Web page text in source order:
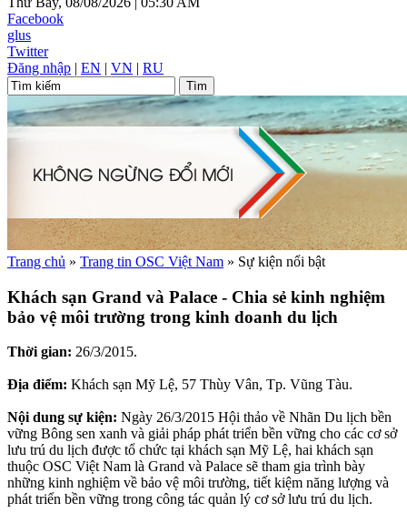
Facebook
glus
Twitter
Đăng nhập | EN | VN | RU
Trang chủ » Trang tin OSC Việt Nam » Sự kiện nổi bật
Khách sạn Grand và Palace - Chia sẻ kinh nghiệm
bảo vệ môi trường trong kinh doanh du lịch
Thời gian: 26/3/2015.
Địa điểm: Khách sạn Mỹ Lệ, 57 Thùy Vân, Tp. Vũng Tàu.
Nội dung sự kiện: Ngày 26/3/2015 Hội thảo về Nhãn Du lịch bền
vững Bông sen xanh và giải pháp phát triển bền vững cho các cơ sở
lưu trú du lịch được tổ chức tại khách sạn Mỹ Lệ, hai khách sạn
thuộc OSC Việt Nam là Grand và Palace sẽ tham gia trình bày
những kinh nghiệm về bảo vệ môi trường, tiết kiệm năng lượng và
phát triển bền vững trong công tác quản lý cơ sở lưu trú du lịch.